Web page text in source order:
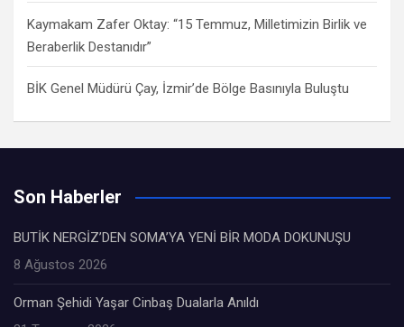
Kaymakam Zafer Oktay: “15 Temmuz, Milletimizin Birlik ve
Beraberlik Destanıdır”
BİK Genel Müdürü Çay, İzmir’de Bölge Basınıyla Buluştu
Son Haberler
BUTİK NERGİZ’DEN SOMA’YA YENİ BİR MODA DOKUNUŞU
8 Ağustos 2026
Orman Şehidi Yaşar Cinbaş Dualarla Anıldı